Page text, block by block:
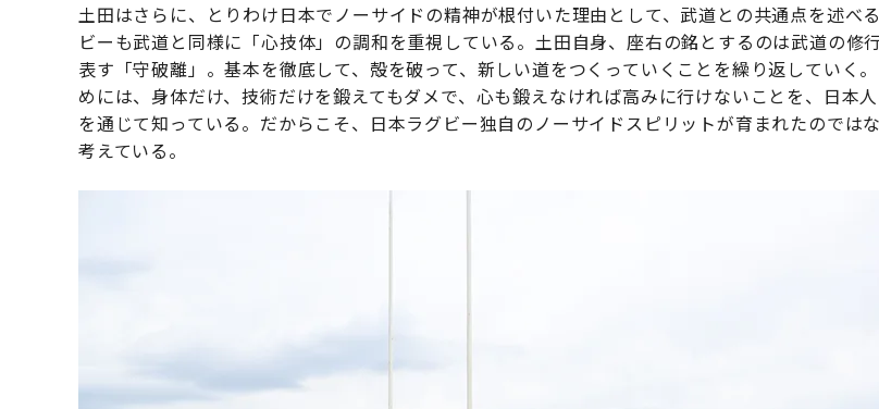
土田はさらに、とりわけ日本でノーサイドの精神が根付いた理由として、武道との共通点を述べ
ビーも武道と同様に「心技体」の調和を重視している。土田自身、座右の銘とするのは武道の修
表す「守破離」。基本を徹底して、殻を破って、新しい道をつくっていくことを繰り返していく
めには、身体だけ、技術だけを鍛えてもダメで、心も鍛えなければ高みに行けないことを、日本
を通じて知っている。だからこそ、日本ラグビー独自のノーサイドスピリットが育まれたのでは
考えている。